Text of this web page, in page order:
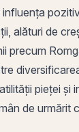
alături de
precum
pieței și
de urmărit